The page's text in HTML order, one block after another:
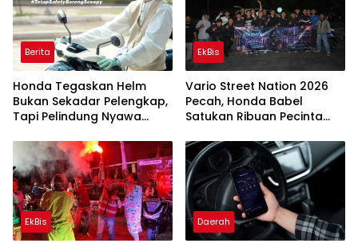
Berita
Honda Tegaskan Helm
Bukan Sekadar Pelengkap,
Tapi Pelindung Nyawa
Berkendara
EkBis
Vario Street Nation 2026
Pecah, Honda Babel
Satukan Ribuan Pecinta
Aman
EkBis Daerah